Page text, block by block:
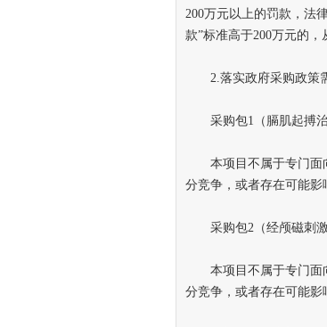
200万元以上的罚款，法
款”标准高于200万元的，
2.落实政府采购政策需
采购包1（膈肌起搏治
本项目不属于专门面
分竞争，或者存在可能影
采购包2（经颅磁刺激
本项目不属于专门面向
分竞争，或者存在可能影